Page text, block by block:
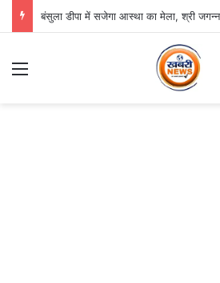
बंसुला डीपा में सजेगा आस्था का मेला, श्री
Menu